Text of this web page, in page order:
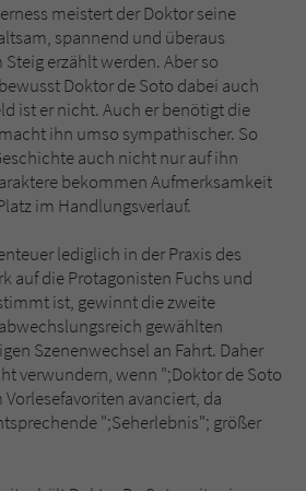
meistert der Doktor seine
spannend und überaus
erzählt werden. Aber so
Doktor de Soto dabei auch
ist er nicht. Auch er benötigt die
ihn umso sympathischer. So
auch nicht nur auf ihn
bekommen Aufmerksamkeit
im Handlungsverlauf.
lediglich in der Praxis des
auf die Protagonisten Fuchs und
ist, gewinnt die zweite
gewählten
Szenenwechsel an Fahrt. Daher
verwundern, wenn ";Doktor de Soto
avanciert, da
";Seherlebnis"; größer